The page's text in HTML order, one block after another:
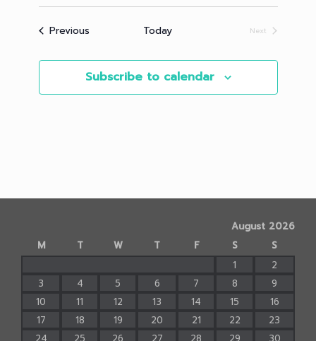
PreviousEvents Today
Next
Subscribe to calendar
August 2026
M
T W T F S
S
1
2
3
4 5 6 7 8
9
10
11 12 13 14 15
16
17
18 19 20 21 22
23